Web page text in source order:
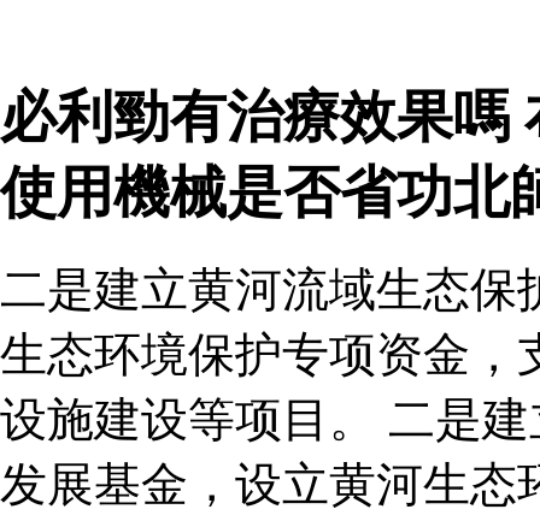
必利勁有治療效果嗎
使用機械是否省功北
二是建立黄河流域生态保
生态环境保护专项资金，
设施建设等项目。 二是
发展基金，设立黄河生态